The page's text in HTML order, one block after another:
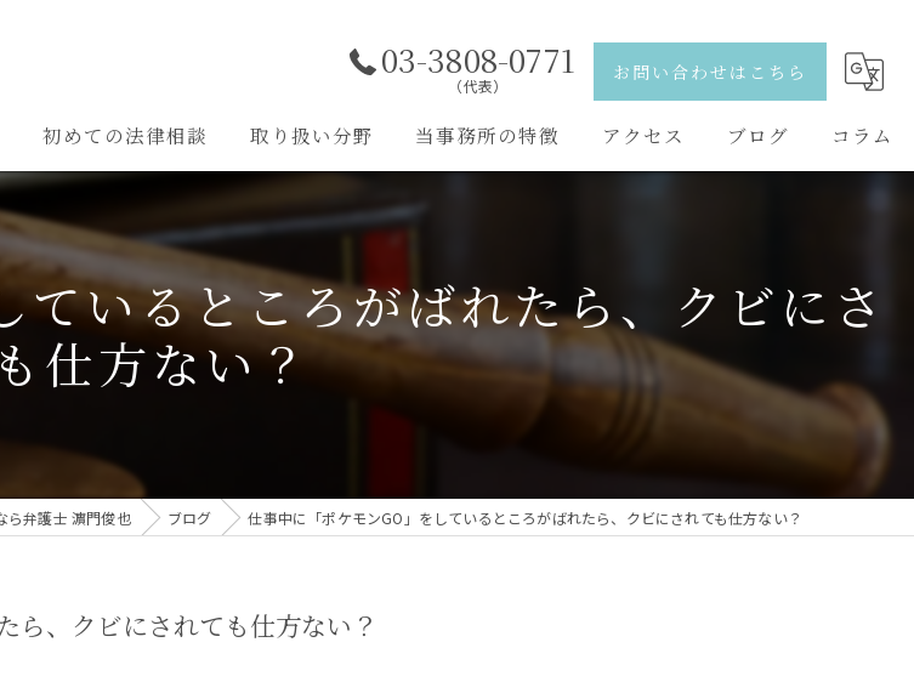
03-3808-0771
（代表）
お問い合わせはこちら
初めての法律相談 取り扱い分野
離婚問題
交通事故問題
相続問題
企業法務
当事務所の特徴
刑事事件
アクセス ブログ コラム
いるところがばれたら、クビにさ
仕方ない？
ら弁護士 濵門俊也 ブログ 仕事中に「ポケモンGO」をしているところがばれたら、クビにされても仕方ない？
ら、クビにされても仕方ない？